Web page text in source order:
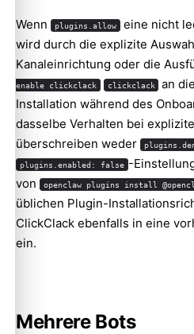
Wenn plugins.allow eine nicht
wird durch die explizite
Kanaleinrichtung oder die
enable clickclack clickclack
an
Installation während des
dasselbe Verhalten bei
überschreiben weder
plugins.enabled: false -
von
openclaw plugins install
üblichen Plugin-
ClickClack ebenfalls in eine
ein.
Mehrere Bots